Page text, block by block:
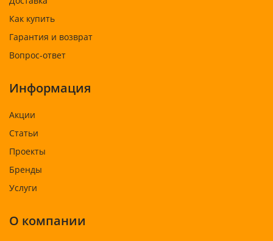
Как купить
Гарантия и возврат
Вопрос-ответ
Информация
Акции
Статьи
Проекты
Бренды
Услуги
О компании